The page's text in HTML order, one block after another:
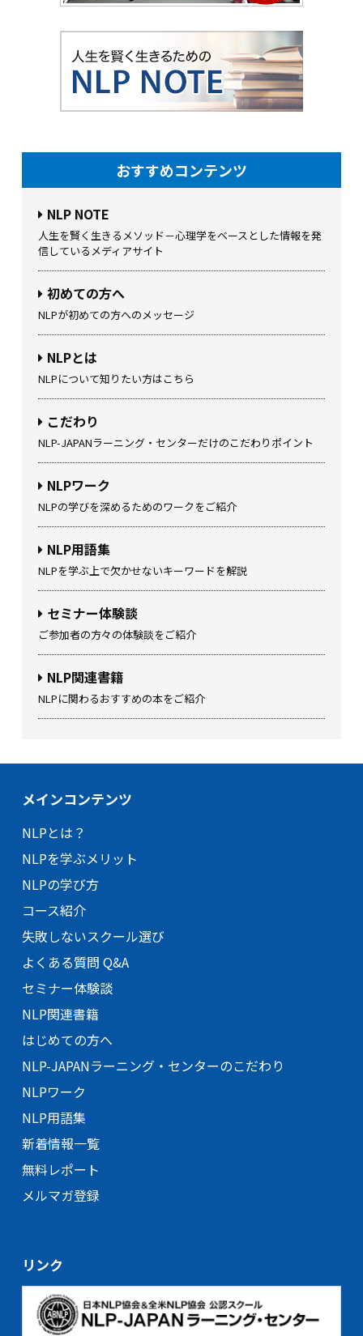
おすすめコンテンツ
NLP NOTE
人生を賢く生きるメソッド－心理学をベースとした情報を発
信しているメディアサイト
初めての方へ
NLPが初めての方へのメッセージ
NLPとは
NLPについて知りたい方はこちら
こだわり
NLP-JAPANラーニング・センターだけのこだわりポイント
NLPワーク
NLPの学びを深めるためのワークをご紹介
NLP用語集
NLPを学ぶ上で欠かせないキーワードを解説
セミナー体験談
ご参加者の方々の体験談をご紹介
NLP関連書籍
NLPに関わるおすすめの本をご紹介
メインコンテンツ
NLPとは？
NLPを学ぶメリット
NLPの学び方
コース紹介
失敗しないスクール選び
よくある質問 Q&A
セミナー体験談
NLP関連書籍
はじめての方へ
NLP-JAPANラーニング・ センターのこだわり
NLPワーク
NLP用語集
新着情報一覧
無料レポート
メルマガ登録
リンク